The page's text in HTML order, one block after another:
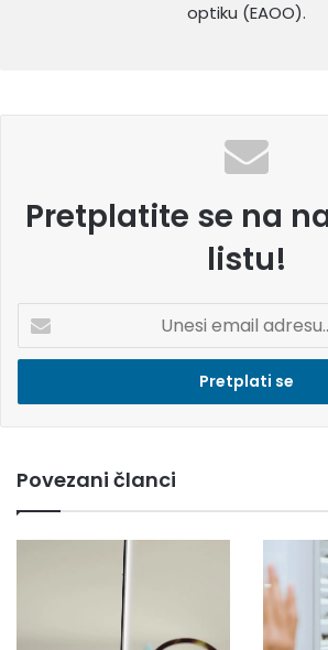
optiku (EAOO).
Pretplatite se na
listu!
e
i
e
a
a
Povezani članci